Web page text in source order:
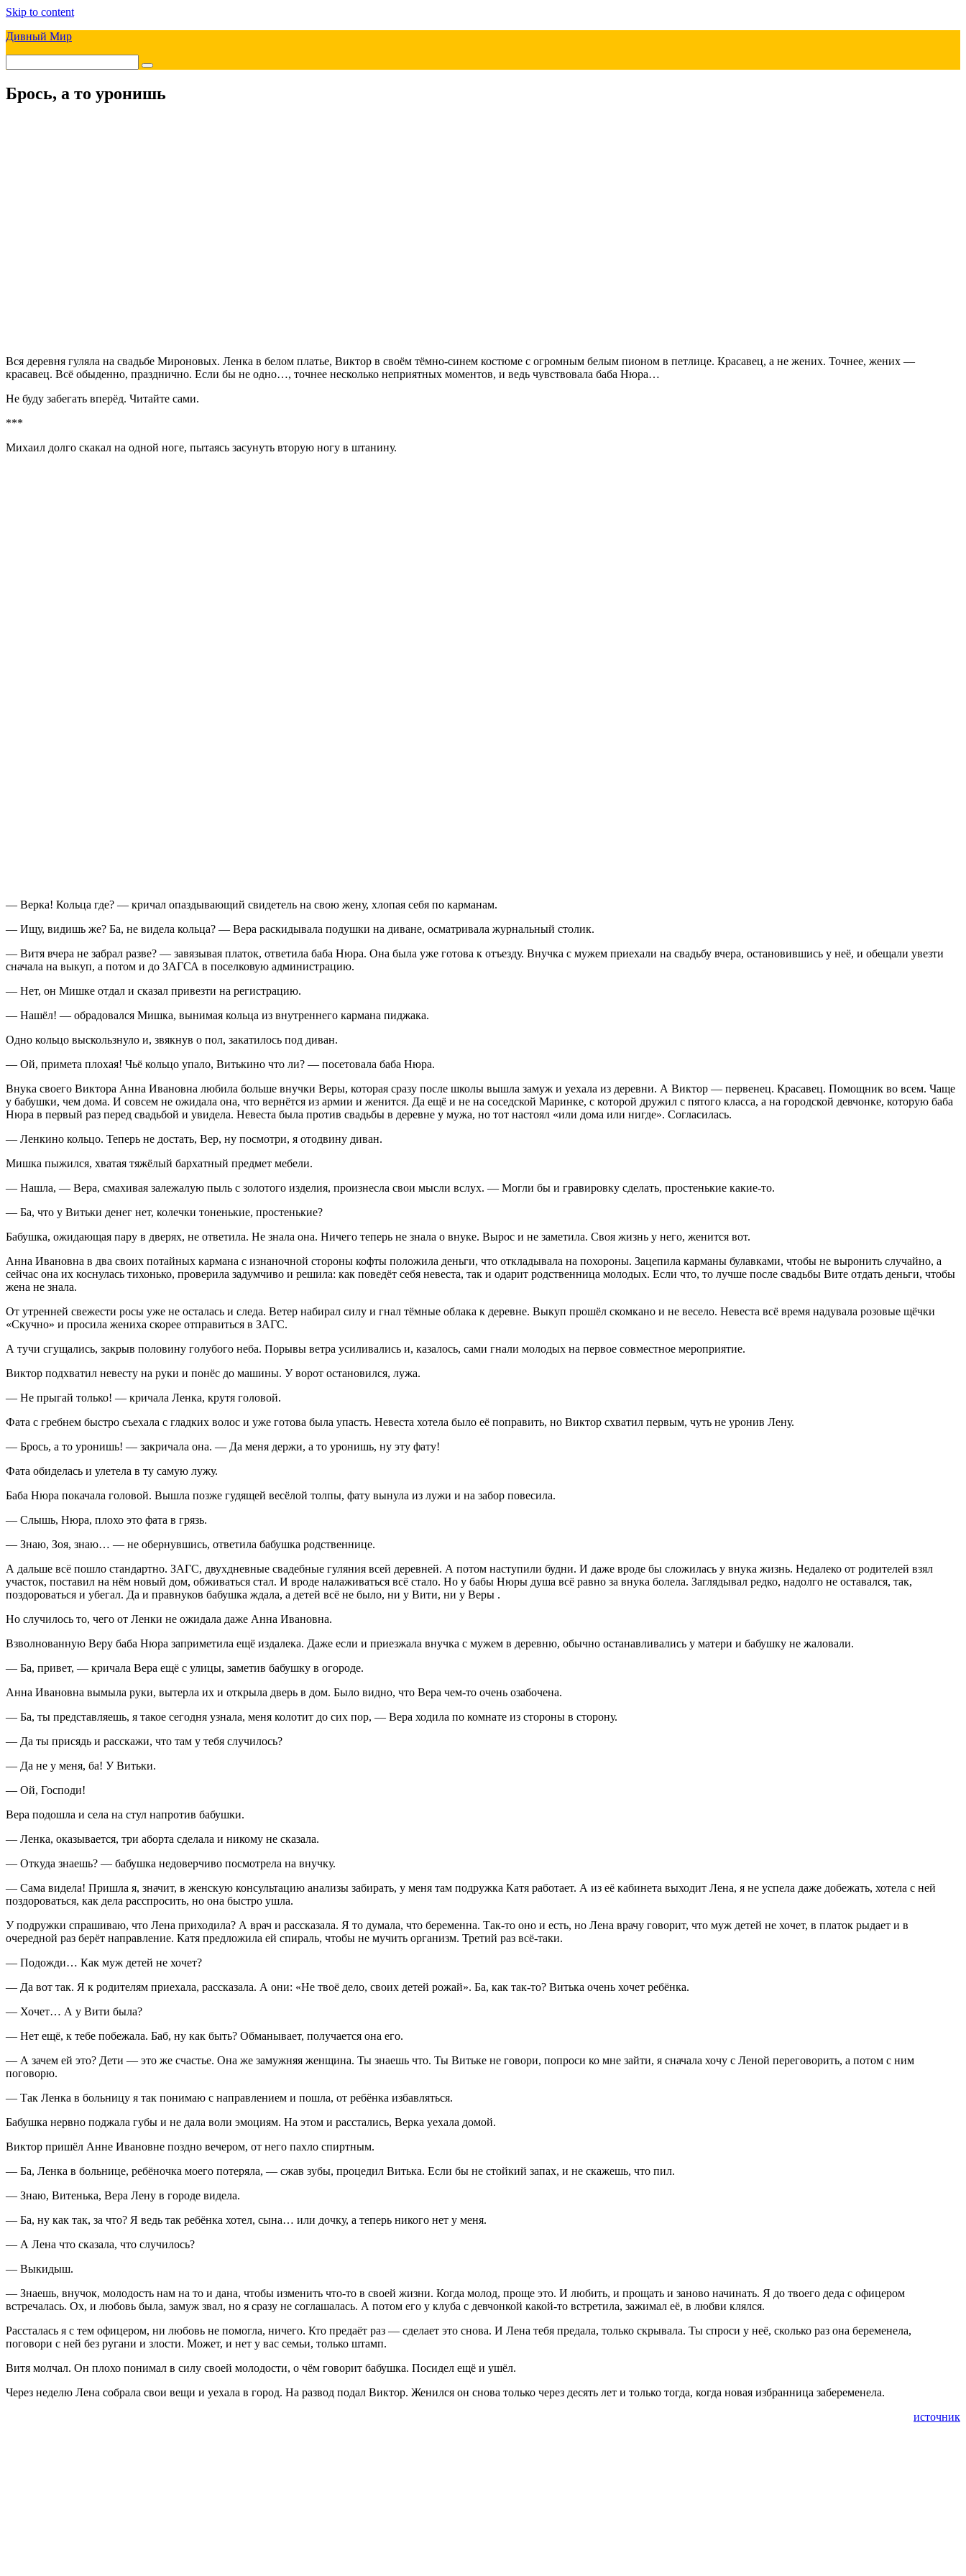
Skip to content
Дивный Мир
Брось, а то уронишь
Вся деревня гуляла на свадьбе Мироновых. Ленка в белом платье, Виктор в своём тёмно-синем костюме с огромным белым пионом в петлице. Красавец, а не жених. Точнее, жених —
красавец. Всё обыденно, празднично. Если бы не одно…, точнее несколько неприятных моментов, и ведь чувствовала баба Нюра…
Не буду забегать вперёд. Читайте сами.
***
Михаил долго скакал на одной ноге, пытаясь засунуть вторую ногу в штанину.
— Верка! Кольца где? — кричал опаздывающий свидетель на свою жену, хлопая себя по карманам.
— Ищу, видишь же? Ба, не видела кольца? — Вера раскидывала подушки на диване, осматривала журнальный столик.
— Витя вчера не забрал разве? — завязывая платок, ответила баба Нюра. Она была уже готова к отъезду. Внучка с мужем приехали на свадьбу вчера, остановившись у неё, и обещали увезти
сначала на выкуп, а потом и до ЗАГСА в поселковую администрацию.
— Нет, он Мишке отдал и сказал привезти на регистрацию.
— Нашёл! — обрадовался Мишка, вынимая кольца из внутреннего кармана пиджака.
Одно кольцо выскользнуло и, звякнув о пол, закатилось под диван.
— Ой, примета плохая! Чьё кольцо упало, Витькино что ли? — посетовала баба Нюра.
Внука своего Виктора Анна Ивановна любила больше внучки Веры, которая сразу после школы вышла замуж и уехала из деревни. А Виктор — первенец. Красавец. Помощник во всем. Чаще
у бабушки, чем дома. И совсем не ожидала она, что вернётся из армии и женится. Да ещё и не на соседской Маринке, с которой дружил с пятого класса, а на городской девчонке, которую баба
Нюра в первый раз перед свадьбой и увидела. Невеста была против свадьбы в деревне у мужа, но тот настоял «или дома или нигде». Согласилась.
— Ленкино кольцо. Теперь не достать, Вер, ну посмотри, я отодвину диван.
Мишка пыжился, хватая тяжёлый бархатный предмет мебели.
— Нашла, — Вера, смахивая залежалую пыль с золотого изделия, произнесла свои мысли вслух. — Могли бы и гравировку сделать, простенькие какие-то.
— Ба, что у Витьки денег нет, колечки тоненькие, простенькие?
Бабушка, ожидающая пару в дверях, не ответила. Не знала она. Ничего теперь не знала о внуке. Вырос и не заметила. Своя жизнь у него, женится вот.
Анна Ивановна в два своих потайных кармана с изнаночной стороны кофты положила деньги, что откладывала на похороны. Зацепила карманы булавками, чтобы не выронить случайно, а
сейчас она их коснулась тихонько, проверила задумчиво и решила: как поведёт себя невеста, так и одарит родственница молодых. Если что, то лучше после свадьбы Вите отдать деньги, чтобы
жена не знала.
От утренней свежести росы уже не осталась и следа. Ветер набирал силу и гнал тёмные облака к деревне. Выкуп прошёл скомкано и не весело. Невеста всё время надувала розовые щёчки
«Скучно» и просила жениха скорее отправиться в ЗАГС.
А тучи сгущались, закрыв половину голубого неба. Порывы ветра усиливались и, казалось, сами гнали молодых на первое совместное мероприятие.
Виктор подхватил невесту на руки и понёс до машины. У ворот остановился, лужа.
— Не прыгай только! — кричала Ленка, крутя головой.
Фата с гребнем быстро съехала с гладких волос и уже готова была упасть. Невеста хотела было её поправить, но Виктор схватил первым, чуть не уронив Лену.
— Брось, а то уронишь! — закричала она. — Да меня держи, а то уронишь, ну эту фату!
Фата обиделась и улетела в ту самую лужу.
Баба Нюра покачала головой. Вышла позже гудящей весёлой толпы, фату вынула из лужи и на забор повесила.
— Слышь, Нюра, плохо это фата в грязь.
— Знаю, Зоя, знаю… — не обернувшись, ответила бабушка родственнице.
А дальше всё пошло стандартно. ЗАГС, двухдневные свадебные гуляния всей деревней. А потом наступили будни. И даже вроде бы сложилась у внука жизнь. Недалеко от родителей взял
участок, поставил на нём новый дом, обживаться стал. И вроде налаживаться всё стало. Но у бабы Нюры душа всё равно за внука болела. Заглядывал редко, надолго не оставался, так,
поздороваться и убегал. Да и правнуков бабушка ждала, а детей всё не было, ни у Вити, ни у Веры .
Но случилось то, чего от Ленки не ожидала даже Анна Ивановна.
Взволнованную Веру баба Нюра заприметила ещё издалека. Даже если и приезжала внучка с мужем в деревню, обычно останавливались у матери и бабушку не жаловали.
— Ба, привет, — кричала Вера ещё с улицы, заметив бабушку в огороде.
Анна Ивановна вымыла руки, вытерла их и открыла дверь в дом. Было видно, что Вера чем-то очень озабочена.
— Ба, ты представляешь, я такое сегодня узнала, меня колотит до сих пор, — Вера ходила по комнате из стороны в сторону.
— Да ты присядь и расскажи, что там у тебя случилось?
— Да не у меня, ба! У Витьки.
— Ой, Господи!
Вера подошла и села на стул напротив бабушки.
— Ленка, оказывается, три аборта сделала и никому не сказала.
— Откуда знаешь? — бабушка недоверчиво посмотрела на внучку.
— Сама видела! Пришла я, значит, в женскую консультацию анализы забирать, у меня там подружка Катя работает. А из её кабинета выходит Лена, я не успела даже добежать, хотела с ней
поздороваться, как дела расспросить, но она быстро ушла.
У подружки спрашиваю, что Лена приходила? А врач и рассказала. Я то думала, что беременна. Так-то оно и есть, но Лена врачу говорит, что муж детей не хочет, в платок рыдает и в
очередной раз берёт направление. Катя предложила ей спираль, чтобы не мучить организм. Третий раз всё-таки.
— Подожди… Как муж детей не хочет?
— Да вот так. Я к родителям приехала, рассказала. А они: «Не твоё дело, своих детей рожай». Ба, как так-то? Витька очень хочет ребёнка.
— Хочет… А у Вити была?
— Нет ещё, к тебе побежала. Баб, ну как быть? Обманывает, получается она его.
— А зачем ей это? Дети — это же счастье. Она же замужняя женщина. Ты знаешь что. Ты Витьке не говори, попроси ко мне зайти, я сначала хочу с Леной переговорить, а потом с ним
поговорю.
— Так Ленка в больницу я так понимаю с направлением и пошла, от ребёнка избавляться.
Бабушка нервно поджала губы и не дала воли эмоциям. На этом и расстались, Верка уехала домой.
Виктор пришёл Анне Ивановне поздно вечером, от него пахло спиртным.
— Ба, Ленка в больнице, ребёночка моего потеряла, — сжав зубы, процедил Витька. Если бы не стойкий запах, и не скажешь, что пил.
— Знаю, Витенька, Вера Лену в городе видела.
— Ба, ну как так, за что? Я ведь так ребёнка хотел, сына… или дочку, а теперь никого нет у меня.
— А Лена что сказала, что случилось?
— Выкидыш.
— Знаешь, внучок, молодость нам на то и дана, чтобы изменить что-то в своей жизни. Когда молод, проще это. И любить, и прощать и заново начинать. Я до твоего деда с офицером
встречалась. Ох, и любовь была, замуж звал, но я сразу не соглашалась. А потом его у клуба с девчонкой какой-то встретила, зажимал её, в любви клялся.
Рассталась я с тем офицером, ни любовь не помогла, ничего. Кто предаёт раз — сделает это снова. И Лена тебя предала, только скрывала. Ты спроси у неё, сколько раз она беременела,
поговори с ней без ругани и злости. Может, и нет у вас семьи, только штамп.
Витя молчал. Он плохо понимал в силу своей молодости, о чём говорит бабушка. Посидел ещё и ушёл.
Через неделю Лена собрала свои вещи и уехала в город. На развод подал Виктор. Женился он снова только через десять лет и только тогда, когда новая избранница забеременела.
источник